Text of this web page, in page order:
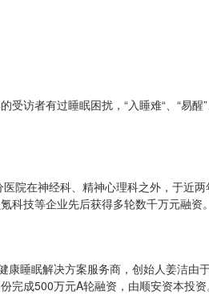
访者有过睡眠困扰，“入睡难“、“易
院在神经科、精神心理科之外，于近
科技等企业先后获得多轮数千万元融资。
睡眠解决方案服务商，创始人姜洁
完成500万元A轮融资，由顺安资本投资